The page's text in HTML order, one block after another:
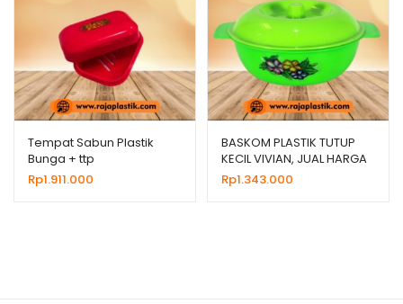
Tempat Sabun Plastik
Bunga + ttp
Rp1.911.000
BASKOM PLASTIK TUTUP
KECIL VIVIAN, JUAL HARGA
GROSIR MURAH
Rp1.343.000